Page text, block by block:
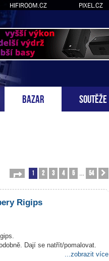
HIFIROOM.CZ PIXEL.CZ
BAZAR SOUTĚŽE
Stránka 1z 54
1 2 3 4 5 54
Rigips
Dají se natřít/pomalovat.
...zobrazit více